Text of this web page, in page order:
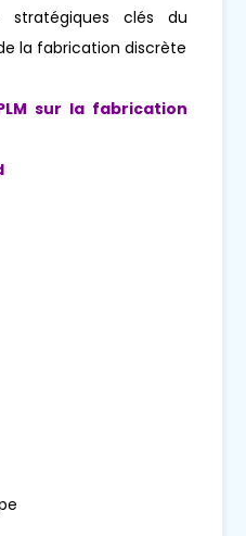
stratégiques clés du
la fabrication discrète
sur la fabrication